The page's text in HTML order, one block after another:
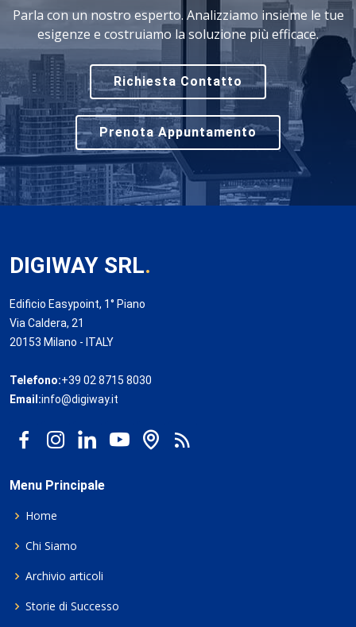
Parla con un nostro esperto. Analizziamo insieme le tue
esigenze e costruiamo la soluzione più efficace.
Richiesta Contatto
Prenota Appuntamento
DIGIWAY SRL.
Edificio Easypoint, 1° Piano
Via Caldera, 21
20153 Milano - ITALY
Telefono:+39 02 8715 8030
Email:info@digiway.it
Menu Principale
Home
Chi Siamo
Archivio articoli
Storie di Successo